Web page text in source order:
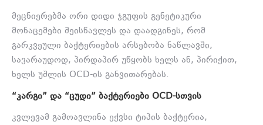
მეცნიერებმა ორი დიდი ჯგუფის გენეტიკური
მონაცემები შეისწავლეს და დაადგინეს, რომ
გარკვეული ბაქტერიების არსებობა ნაწლავში,
სავარაუდოდ, პირდაპირ უწყობს ხელს ან, პირიქით,
ხელს უშლის OCD-ის განვითარებას.
“ᲙᲐᲠᲒᲘ” ᲓᲐ “ᲪᲣᲓᲘ” ᲑᲐᲥᲢᲔᲠᲘᲔᲑᲘ OCD-ᲡᲗᲕᲘᲡ
კვლევამ გამოავლინა ექვსი ტიპის ბაქტერია,